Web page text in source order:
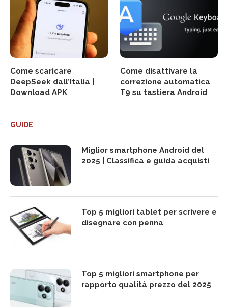
Come scaricare
DeepSeek dall’Italia |
Download APK
Come disattivare la
correzione automatica
T9 su tastiera Android
GUIDE
Miglior smartphone Android del
2025 | Classifica e guida acquisti
Top 5 migliori tablet per scrivere e
disegnare con penna
Top 5 migliori smartphone per
rapporto qualità prezzo del 2025